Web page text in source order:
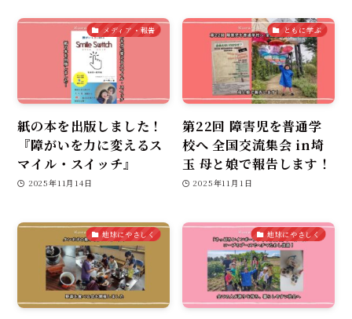
メディア・報告
紙の本を出版しました！
『障がいを力に変えるス
マイル・スイッチ』
2025年11月14日
ともに学ぶ
第22回 障害児を普通学
校へ 全国交流集会 in埼
玉 母と娘で報告します！
2025年11月1日
地球にやさしく 地球にやさしく